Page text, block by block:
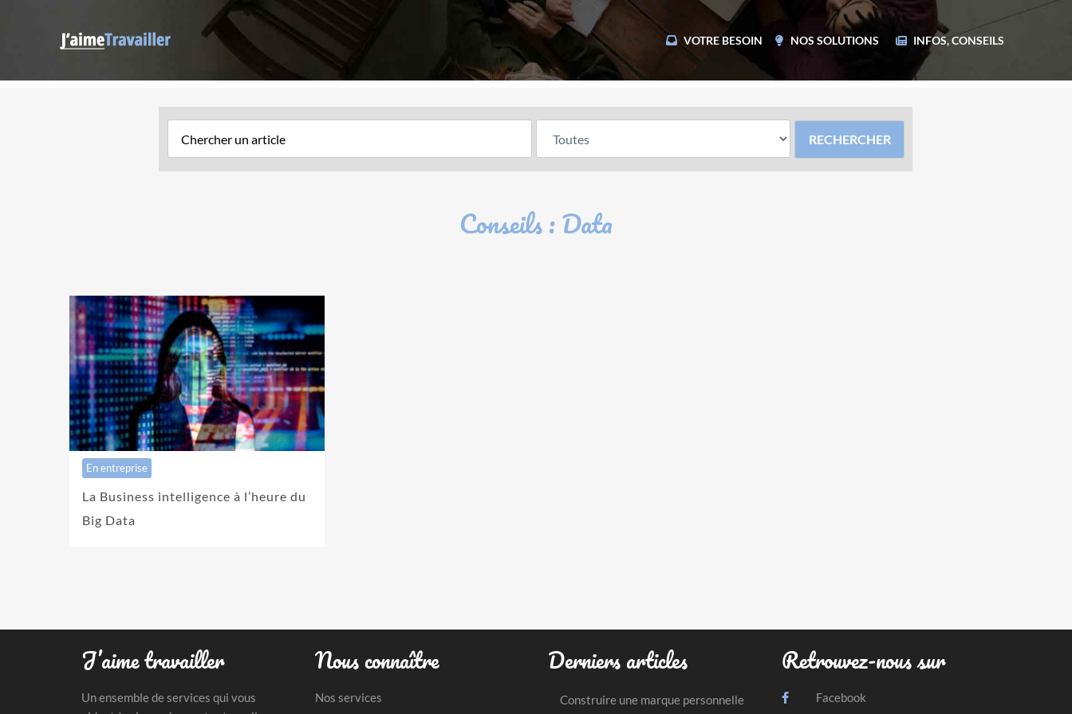
VOTRE BESOIN NOS SOLUTIONS INFOS, CONSEILS
Conseils : Data
En entreprise
La Business intelligence à l’heure du
Big Data
J’aime travailler
Un ensemble de services qui vous
Nous connaître
Nos services
Derniers articles
Construire une marque personnelle
Retrouvez-nous sur
Facebook